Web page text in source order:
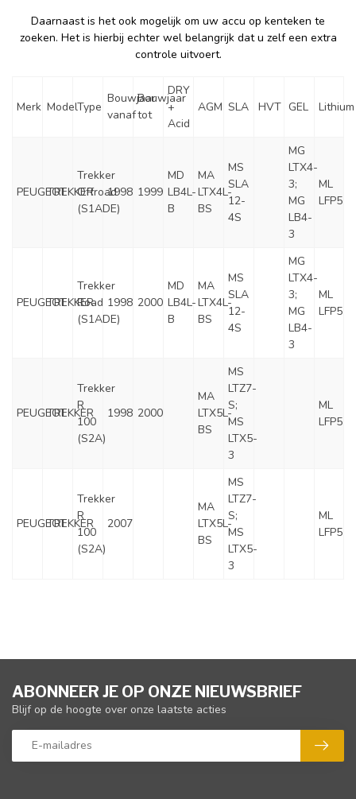
Daarnaast is het ook mogelijk om uw accu op kenteken te
zoeken. Het is hierbij echter wel belangrijk dat u zelf een extra
controle uitvoert.
Merk ModelType
Bouwjaar
vanaf
Bouwjaar
tot
DRY
+
Acid
AGM SLA HVT GEL Lithium
PEUGEOTTREKKER
Trekker
Offroad
(S1ADE)
1998 1999
MD
LB4L-
B
MA
LTX4L-
BS
MS
SLA
12-
4S
MG
LTX4-
3;
MG
LB4-
3
ML
LFP5
PEUGEOTTREKKER
Trekker
Road
(S1ADE)
1998 2000
MD
LB4L-
B
MA
LTX4L-
BS
MS
SLA
12-
4S
MG
LTX4-
3;
MG
LB4-
3
ML
LFP5
PEUGEOTTREKKER
Trekker
R
100
(S2A)
1998 2000
MA
LTX5L-
BS
MS
LTZ7-
S;
MS
LTX5-
3
ML
LFP5
PEUGEOTTREKKER
Trekker
R
100
(S2A)
2007
MA
LTX5L-
BS
MS
LTZ7-
S;
MS
LTX5-
3
ML
LFP5
ABONNEER JE OP ONZE NIEUWSBRIEF
Blijf op de hoogte over onze laatste acties